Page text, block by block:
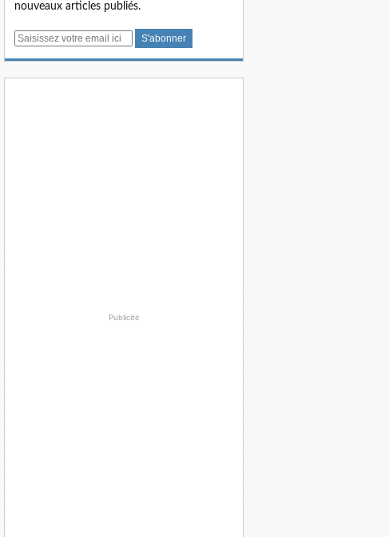
nouveaux articles publiés.
E
Publicité